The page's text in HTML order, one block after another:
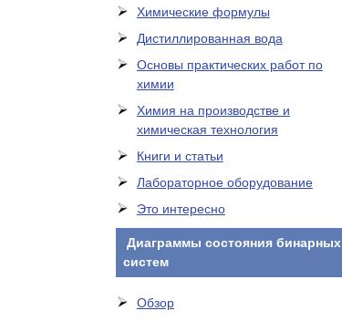
Химические формулы
Дистиллированная вода
Основы практических работ по
химии
Химия на производстве и
химическая технология
Книги и статьи
Лабораторное оборудование
Это интересно
Диаграммы состояния бинарных
систем
Обзор